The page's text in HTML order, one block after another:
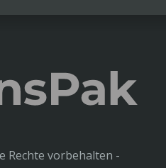
Rechte vorbehalten -